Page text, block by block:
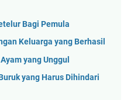
Bagi Pemula
Keluarga yang Berhasil
yang Unggul
yang Harus Dihindari